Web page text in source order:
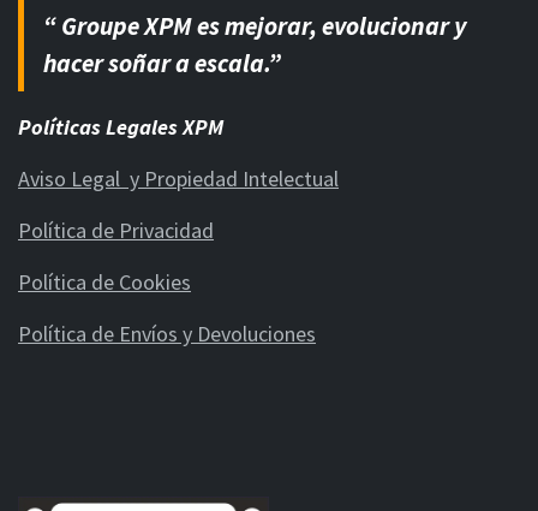
“ Groupe XPM es mejorar, evolucionar y
hacer soñar a escala.”
Políticas Legales XPM
Aviso Legal y Propiedad Intelectual
Política de Privacidad
Política de Cookies
Política de Envíos y Devoluciones